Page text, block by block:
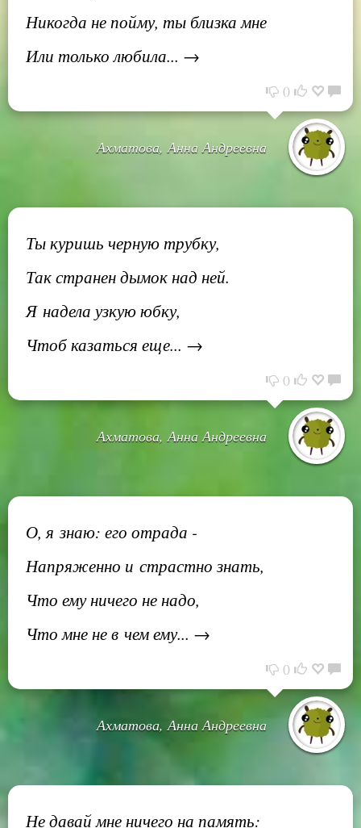
Никогда не пойму, ты близка мне
Или только любила... →
0
Ахматова, Анна Андреевна
Ты куришь черную трубку,
Так странен дымок над ней.
Я надела узкую юбку,
Чтоб казаться еще... →
0
Ахматова, Анна Андреевна
О, я знаю: его отрада -
Напряженно и страстно знать,
Что ему ничего не надо,
Что мне не в чем ему... →
0
Ахматова, Анна Андреевна
Не давай мне ничего на память: